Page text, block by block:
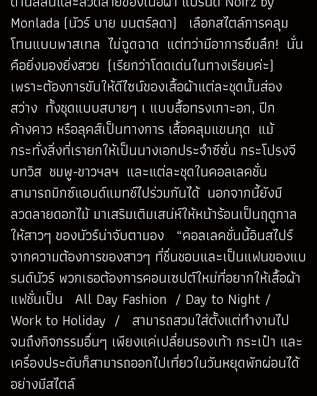
Monlada (นัวร์ บาย มนตร์ลดา) เลือกสไตล์การคลุม
โทนแบบพาสเทล ไม่ฉูดฉาด แต่ทว่ามีอาการซึมลึก! นั่น
คือยิ่งมองยิ่งสวย (เรียกว่าโดดเด่นในทางเรียบค่ะ)
เพราะต้องการขับให้ดีไซน์ของเสื้อผ้าแต่ละชุดนั้นส่อง
สว่าง ทั้งชุดแบบสบายๆ เ แบบสื้อทรงเกาะอก, ปีก
ค้างคาว หรือลุคส์เป็นทางการ เสื้อคลุมแขนกุด แม้
กระทั่งสิ่งที่เรายกให้เป็นนางเอกประจำซีซั่น กระโปรงจี
บทวิส ชมพู-ขาวฯลฯ และแต่ละชุดในคอลเลคชั่น
สามารถมิกซ์แอนด์แมทช์ไปร่วมกันได้ นอกจากนี้ยังมี
ลวดลายดอกไม้ มาเสริมเติมเสน่ห์ให้หน้าร้อนเป็นฤดูกาล
ให้สาวๆ ของนัวร์น่าจับตามอง “คอลเลคชั่นนี้อินสไปร์
จากความต้องการของสาวๆ ที่ชื่นชอบและเป็นแฟนของแบ
รนด์นัวร์ พวกเธอต้องการคอนเซปต์ใหม่ที่อยากให้เสื้อผ้า
แฟชั่นเป็น All Day Fashion / Day to Night /
Work to Holiday / สามารถสวมใส่ตั้งแต่ทำงานไป
จนถึงกิจกรรมอื่นๆ เพียงแค่เปลี่ยนรองเท้า กระเป๋า และ
เครื่องประดับก็สามารถออกไปเที่ยวในวันหยุดพักผ่อนได้
อย่างมีสไตล์